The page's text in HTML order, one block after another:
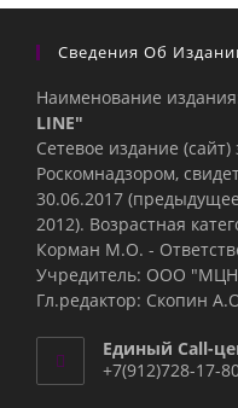
Сведения Об
Наименование
LINE"
Сетевое издание
Роскомнадзором,
30.06.2017
2012). Возрастная
Корман М.О. -
Учредитель: ООО
Гл.редактор: Скопин
Единый Call-
+7(912)728-17-